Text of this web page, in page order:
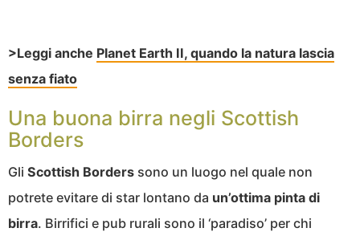
>Leggi anche Planet Earth II, quando la natura lascia
senza fiato
Una buona birra negli Scottish
Borders
Gli Scottish Borders sono un luogo nel quale non
potrete evitare di star lontano da un’ottima pinta di
birra. Birrifici e pub rurali sono il ‘paradiso’ per chi